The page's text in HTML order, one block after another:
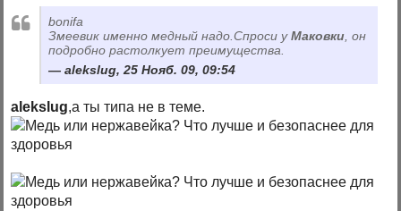
bonifa
Змеевик именно медный надо.Спроси уМаковки , он
подробно растолкует преимущества.
alekslug, 25 Нояб. 09, 09:54
alekslug,а ты типа не в теме.